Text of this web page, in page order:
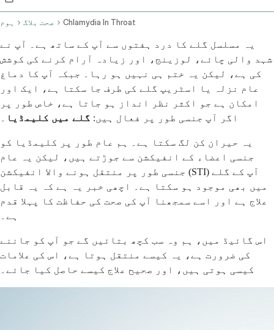
ہوم صحت بلاگ Chlamydia In Throat
یہ مسلسل گلے کا درد ہفتوں سے آپ کے ساتھ ہے۔ آپ نے
شہد والی چائے، لوزینج، اور زیادہ آرام کرنے کی کوشش
کی ہے، لیکن یہ ختم ہی نہیں ہو رہا۔ جبکہ آپ کا دماغ
عام نزلہ یا اسٹریپ گلے کی طرف جا سکتا ہے، ایک اور
امکان ہے جو اکثر نظر انداز ہو جاتا ہے، خاص طور پر
اگر آپ جنسی طور پر فعال ہیں: گلے میں کلیمڈیا
یہ حیران کن لگ سکتا ہے۔ ہم عام طور پر کلیمڈیا کو
جنسی اعضاء کے انفیکشن سے جوڑتے ہیں، لیکن یہ عام
جنسی طور پر منتقل ہونے والا انفیکشن (STI) آپ کے گلے
میں بھی موجود ہو سکتا ہے۔ اچھی خبر یہ ہے کہ یہ قابل
علاج ہے اور اسے سمجھنا آپ کی صحت کی حفاظت کا پہلا قدم
ہے۔
اس گائیڈ میں، ہم وہ سب کچھ بتائیں گے جو آپ کو جاننے
کی ضرورت ہے، یہ کیسے منتقل ہوتا ہے، اس کی علامات
کیسی ہوتی ہیں، اور صحیح علاج کیسے حاصل کیا جائے۔